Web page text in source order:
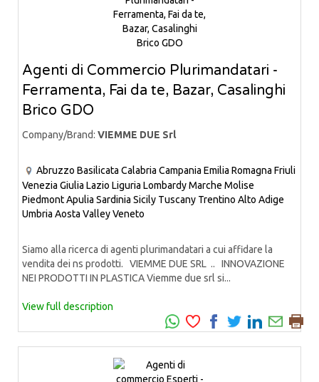
Agenti di Commercio Plurimandatari -
Ferramenta, Fai da te, Bazar, Casalinghi
Brico GDO
Company/Brand: VIEMME DUE Srl
Abruzzo Basilicata Calabria Campania Emilia Romagna Friuli
Venezia Giulia Lazio Liguria LombardyMarche Molise
PiedmontApulia Sardinia Sicily Tuscany Trentino Alto Adige
Umbria Aosta ValleyVeneto
Siamo alla ricerca di agenti plurimandatari a cui affidare la
vendita dei ns prodotti. VIEMME DUE SRL .. INNOVAZIONE
NEI PRODOTTI IN PLASTICA Viemme due srl si...
View full description